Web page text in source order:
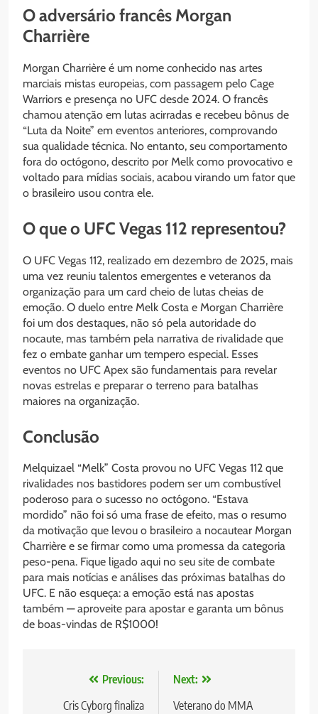
O adversário francês Morgan
Charrière
Morgan Charrière é um nome conhecido nas artes
marciais mistas europeias, com passagem pelo Cage
Warriors e presença no UFC desde 2024. O francês
chamou atenção em lutas acirradas e recebeu bônus de
“Luta da Noite” em eventos anteriores, comprovando
sua qualidade técnica. No entanto, seu comportamento
fora do octógono, descrito por Melk como provocativo e
voltado para mídias sociais, acabou virando um fator que
o brasileiro usou contra ele.
O que o UFC Vegas 112 representou?
O UFC Vegas 112, realizado em dezembro de 2025, mais
uma vez reuniu talentos emergentes e veteranos da
organização para um card cheio de lutas cheias de
emoção. O duelo entre Melk Costa e Morgan Charrière
foi um dos destaques, não só pela autoridade do
nocaute, mas também pela narrativa de rivalidade que
fez o embate ganhar um tempero especial. Esses
eventos no UFC Apex são fundamentais para revelar
novas estrelas e preparar o terreno para batalhas
maiores na organização.
Conclusão
Melquizael “Melk” Costa provou no UFC Vegas 112 que
rivalidades nos bastidores podem ser um combustível
poderoso para o sucesso no octógono. “Estava
mordido” não foi só uma frase de efeito, mas o resumo
da motivação que levou o brasileiro a nocautear Morgan
Charrière e se firmar como uma promessa da categoria
peso-pena. Fique ligado aqui no seu site de combate
para mais notícias e análises das próximas batalhas do
UFC. E não esqueça: a emoção está nas apostas
também — aproveite para apostar e garanta um bônus
de boas-vindas de R$1000!
NavegaçãoPrevious:
Cris Cyborg finaliza
Next:
Veterano do MMA